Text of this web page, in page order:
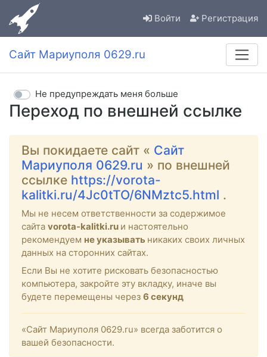
Войти Регистрация
Сайт Мариуполя 0629.ru
Переход по внешней ссылке
Не предупреждать меня больше
Вы покидаете сайт « Сайт
Мариуполя 0629.ru » по внешней
ссылке https://vorota-
kalitki.ru/4Jc0tTO/6NMztc5.html .
Мы не несем ответственности за содержимое
сайта vorota-kalitki.ru и настоятельно
рекомендуем не указывать никаких своих личных
данных на сторонних сайтах.
Если Вы не хотите рисковать безопасностью
компьютера, закройте эту вкладку, иначе вы
будете перемещены через 6 секунд
«Сайт Мариуполя 0629.ru» всегда заботится о
вашей безопасности.